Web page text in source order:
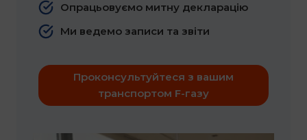
Опрацьовуємо митну декларацію
Ми ведемо записи та звіти
Проконсультуйтеся з вашим
транспортом F-газу